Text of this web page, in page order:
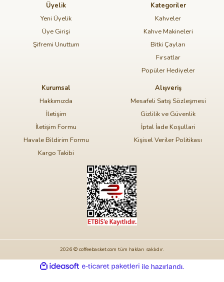
Üyelik
Yeni Üyelik
Üye Girişi
Şifremi Unuttum
Kategoriler
Kahveler
Kahve Makineleri
Bitki Çayları
Fırsatlar
Popüler Hediyeler
Kurumsal
Hakkımızda
İletişim
İletişim Formu
Havale Bildirim Formu
Kargo Takibi
Alışveriş
Mesafeli Satış Sözleşmesi
Gizlilik ve Güvenlik
İptal İade Koşullari
Kişisel Veriler Politikası
2026 © coffeebasket.com tüm hakları saklıdır.
ideasoft
e-